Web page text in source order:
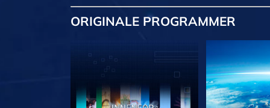
ORIGINALE PROGRAMMER